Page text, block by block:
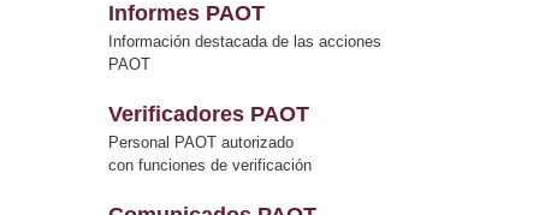
Informes PAOT
Información destacada de las acciones
PAOT
Verificadores PAOT
Personal PAOT autorizado
con funciones de verificación